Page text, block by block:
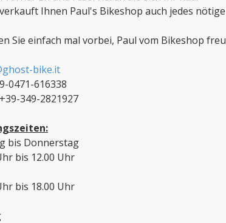
Ihnen Paul's Bikeshop auch jedes
Sie einfach mal vorbei, Paul vom Bikeshop
bike.it
0471-616338
349-2821927
bis Donnerstag
bis 12.00 Uhr
bis 18.00 Uhr